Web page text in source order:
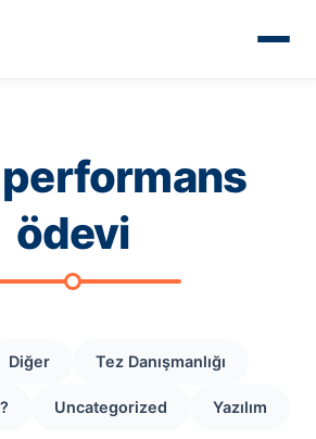
performans
ödevi
Diğer Tez Danışmanlığı
Uncategorized Yazılım